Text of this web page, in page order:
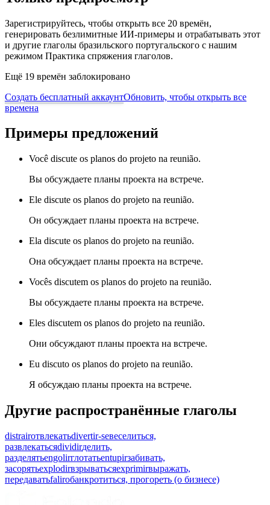
Зарегистрируйтесь, чтобы открыть все 20 времён,
генерировать безлимитные ИИ-примеры и отрабатывать этот
и другие глаголы бразильского португальского с нашим
режимом Практика спряжения глаголов.
Ещё 19 времён заблокировано
Создать бесплатный аккаунтОбновить, чтобы открыть все
времена
Примеры предложений
Você discute os planos do projeto na reunião.
Вы обсуждаете планы проекта на встрече.
Ele discute os planos do projeto na reunião.
Он обсуждает планы проекта на встрече.
Ela discute os planos do projeto na reunião.
Она обсуждает планы проекта на встрече.
Vocês discutem os planos do projeto na reunião.
Вы обсуждаете планы проекта на встрече.
Eles discutem os planos do projeto na reunião.
Они обсуждают планы проекта на встрече.
Eu discuto os planos do projeto na reunião.
Я обсуждаю планы проекта на встрече.
Другие распространённые глаголы
distrairотвлекатьdivertir-seвеселиться,
развлекатьсяdividirделить,
разделятьengolirглотатьentupirзабивать,
засорятьexplodirвзрыватьсяexprimirвыражать,
передаватьfalirобанкротиться, прогореть (о бизнесе)